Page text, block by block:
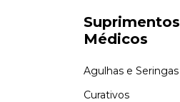
Suprimentos
Médicos
Agulhas e Seringas
Curativos